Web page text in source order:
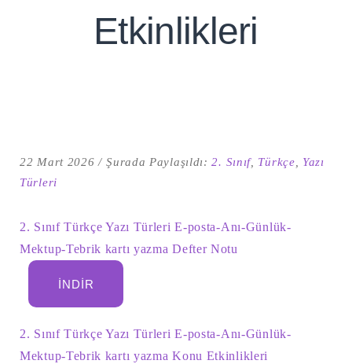
Şu
kelime
için
Etkinlikleri
22 Mart 2026 Şurada Paylaşıldı:2. Sınıf, Türkçe
Yazı
Türleri
2. Sınıf Türkçe Yazı Türleri E-posta-Anı-Günlük-
Mektup-Tebrik kartı yazma Defter Notu
İNDIR
2. Sınıf Türkçe Yazı Türleri E-posta-Anı-Günlük-
Mektup-Tebrik kartı yazma Konu Etkinlikleri